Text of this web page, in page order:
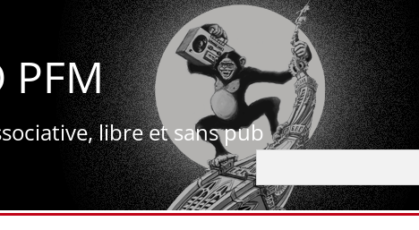
PFM
libre et sans pub